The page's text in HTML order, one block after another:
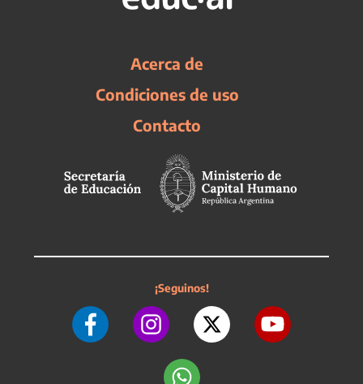
Acerca de
Condiciones de uso
Contacto
¡Seguinos!